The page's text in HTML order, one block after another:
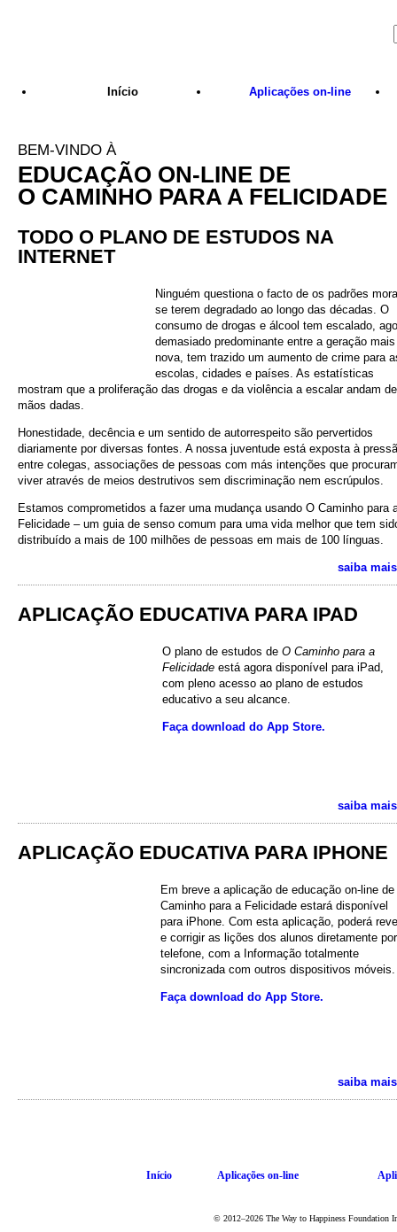
Início Aplicações on-line
BEM-VINDO À
EDUCAÇÃO ON-LINE DE
O CAMINHO PARA A FELICIDADE
TODO O PLANO DE ESTUDOS NA
INTERNET
Ninguém questiona o facto de os padrões
se terem degradado ao longo das décadas. O
consumo de drogas e álcool tem escalado,
demasiado predominante entre a geração mais
nova, tem trazido um aumento de crime para
escolas, cidades e países. As estatísticas
mostram que a proliferação das drogas e da violência a escalar andam de
mãos dadas.
Honestidade, decência e um sentido de autorrespeito são pervertidos
diariamente por diversas fontes. A nossa juventude está exposta à
entre colegas, associações de pessoas com más intenções que
viver através de meios destrutivos sem discriminação nem escrúpulos.
Estamos comprometidos a fazer uma mudança usando O Caminho para
Felicidade – um guia de senso comum para uma vida melhor que tem
distribuído a mais de 100 milhões de pessoas em mais de 100 línguas.
saiba
APLICAÇÃO EDUCATIVA PARA IPAD
O plano de estudos de O Caminho para a
Felicidade está agora disponível para iPad,
com pleno acesso ao plano de estudos
educativo a seu alcance.
Faça download do App Store.
saiba
APLICAÇÃO EDUCATIVA PARA IPHONE
Em breve a aplicação de educação on-line de
Caminho para a Felicidade estará disponível
para iPhone. Com esta aplicação, poderá
e corrigir as lições dos alunos diretamente por
telefone, com a Informação totalmente
sincronizada com outros dispositivos móveis.
Faça download do App Store.
saiba
Início Aplicações on-line
© 2012–2026 The Way to Happiness Foundation